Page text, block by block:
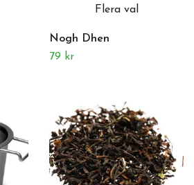
Flera val
Nogh Dhen
79 kr